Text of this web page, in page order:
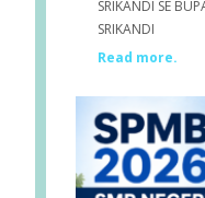
SRIKANDI SE
SRIKANDI
Read more.